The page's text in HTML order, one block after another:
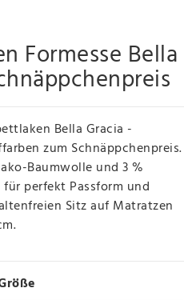
Formesse Bella
Bella Gracia -
zum Schnäppchenpreis.
Baumwolle und 3 %
für perfekt Passform und
Sitz auf Matratzen